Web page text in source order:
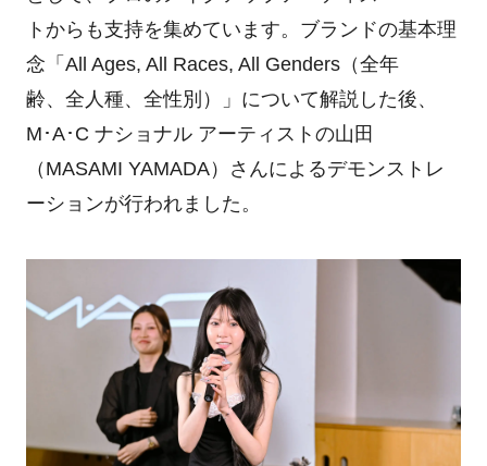
トからも支持を集めています。ブランドの基本理
念「All Ages, All Races, All Genders（全年
齢、全人種、全性別）」について解説した後、
M･A･C ナショナル アーティストの山田
（MASAMI YAMADA）さんによるデモンストレ
ーションが行われました。